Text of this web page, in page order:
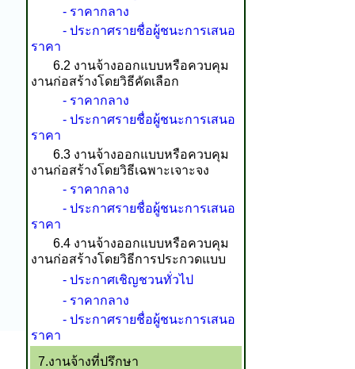
- ราคากลาง
- ประกาศรายชื่อผู้ชนะการเสนอ
ราคา
6.2 งานจ้างออกแบบหรือควบคุม
งานก่อสร้างโดยวิธีคัดเลือก
- ราคากลาง
- ประกาศรายชื่อผู้ชนะการเสนอ
ราคา
6.3 งานจ้างออกแบบหรือควบคุม
งานก่อสร้างโดยวิธีเฉพาะเจาะจง
- ราคากลาง
- ประกาศรายชื่อผู้ชนะการเสนอ
ราคา
6.4 งานจ้างออกแบบหรือควบคุม
งานก่อสร้างโดยวิธีการประกวดแบบ
- ประกาศเชิญชวนทั่วไป
- ราคากลาง
- ประกาศรายชื่อผู้ชนะการเสนอ
ราคา
7.งานจ้างที่ปรึกษา